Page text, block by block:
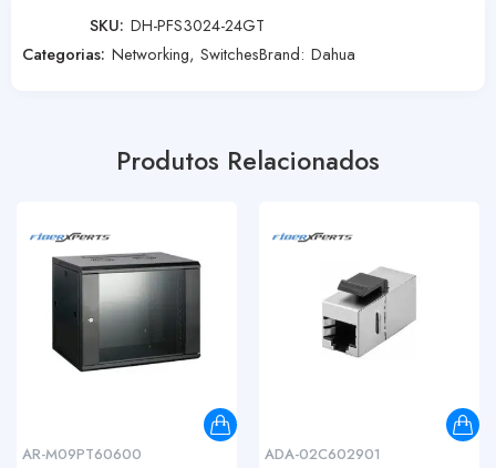
SKU: DH-PFS3024-24GT
Categorias: Networking, SwitchesBrand: Dahua
Produtos Relacionados
AR-M09PT60600 ADA-02C602901